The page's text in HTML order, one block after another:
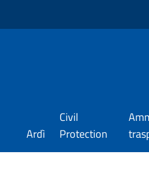
Ardì
Civil
Protection